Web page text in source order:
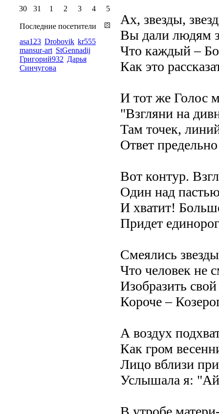
Ах, звезды,
Вы дали людям
Что каждый –
Как это
И тот же Голос
"Взгляни на
Там точек,
Ответ
Вот контур.
Один над
И хватит!
Придет
Смеялись
Что человек не
Изобразить
Короче –
А воздух
Как гром
Лицо вблизи
Услышала я:
30
31 1 2 3 4 5
Последние посетители
asa123 Drobovik kr555
mansur-art StGennadij
Григорий932 Дарья
Синчугова